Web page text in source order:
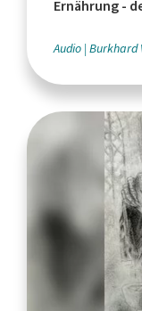
Ernährung -
Audio Burkhard